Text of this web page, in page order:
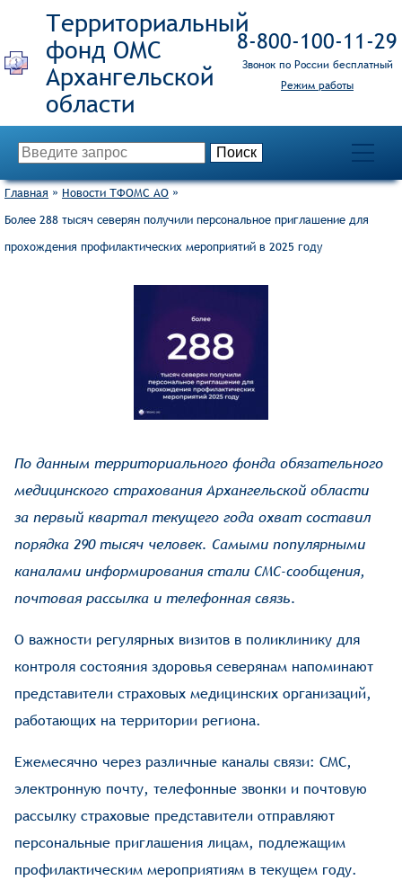
Территориальный
фонд ОМС
8‑800‑100‑11‑29
Звонок по России бесплатный
Режим работы
Главная » Новости ТФОМС АО »
Более 288 тысяч северян получили персональное приглашение для
прохождения профилактических мероприятий в 2025 году
По данным территориального фонда обязательного
медицинского страхования Архангельской области
за первый квартал текущего года охват составил
порядка 290 тысяч человек. Самыми популярными
каналами информирования стали СМС-сообщения,
почтовая рассылка и телефонная связь.
О важности регулярных визитов в поликлинику для
контроля состояния здоровья северянам напоминают
представители страховых медицинских организаций,
работающих на территории региона.
Ежемесячно через различные каналы связи: СМС,
электронную почту, телефонные звонки и почтовую
рассылку страховые представители отправляют
персональные приглашения лицам, подлежащим
профилактическим мероприятиям в текущем году.